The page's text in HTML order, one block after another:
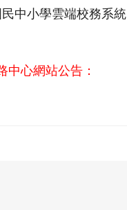
中小學雲端校務系統
心網站公告：